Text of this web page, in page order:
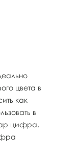
цвета в
как
в
цифра,